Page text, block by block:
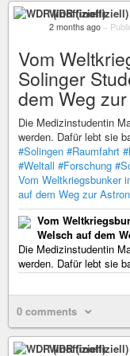
WDR (inoffiziell)
2 months ago –
Vom
Solinger
dem Weg
Die Medizinstudentin
werden. Dafür lebt sie
#Solingen #Raumfahrt
#Weltall #Forschung
Vom Weltkriegsbunker
auf dem Weg zur
Vom
Welsch auf dem
Die Medizinstudentin
werden. Dafür lebt sie
0 comments
WDR (inoffiziell)